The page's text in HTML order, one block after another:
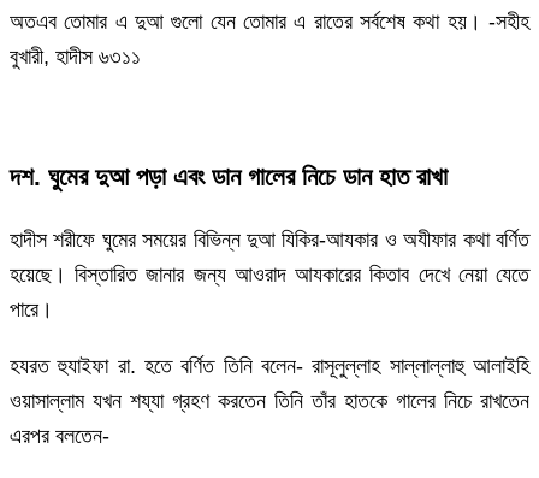
অতএব তোমার এ দুআ গুলো যেন তোমার এ রাতের সর্বশেষ কথা হয়। -সহীহ
বুখারী, হাদীস ৬৩১১
দশ. ঘুমের দুআ পড়া এবং ডান গালের নিচে ডান হাত রাখা
হাদীস শরীফে ঘুমের সময়ের বিভিন্ন দুআ যিকির-আযকার ও অযীফার কথা বর্ণিত
হয়েছে। বিস্তারিত জানার জন্য আওরাদ আযকারের কিতাব দেখে নেয়া যেতে
পারে।
হযরত হুযাইফা রা. হতে বর্ণিত তিনি বলেন- রাসূলুল্লাহ সাল্লাল্লাহু আলাইহি
ওয়াসাল্লাম যখন শয্যা গ্রহণ করতেন তিনি তাঁর হাতকে গালের নিচে রাখতেন
এরপর বলতেন-